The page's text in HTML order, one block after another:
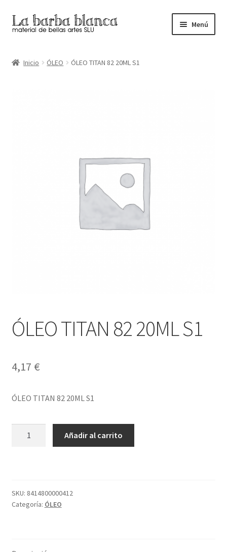
Ir
a
navegación
Ir
al
Menú
Inicio ÓLEO ÓLEO TITAN 82 20ML S1
ÓLEO TITAN 82 20ML S1
4,17 €
ÓLEO TITAN 82 20ML S1
cantidad
Añadir al carrito
SKU: 8414800000412
Categoría: ÓLEO